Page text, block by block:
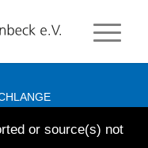
or source(s) not